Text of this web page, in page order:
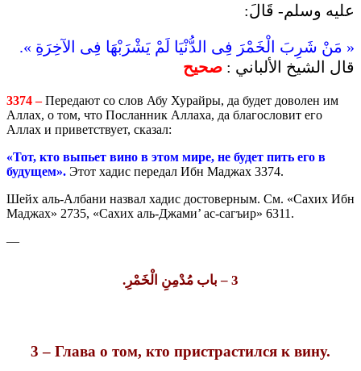
عليه وسلم- قَالَ:
« مَنْ شَرِبَ الْخَمْرَ فِى الدُّنْيَا لَمْ يَشْرَبْهَا فِى الآخِرَةِ ».
قال الشيخ الألباني : صحيح
3374 –Передают со слов Абу Хурайры, да будет доволен им
Аллах, о том, что Посланник Аллаха, да благословит его
Аллах и приветствует, сказал:
«Тот, кто выпьет вино в этом мире, не будет пить его в
будущем». Этот хадис передал Ибн Маджах 3374.
Шейх аль-Албани назвал хадис достоверным. См. «Сахих Ибн
Маджах» 2735, «Сахих аль-Джами’ ас-сагъир» 6311.
—
3 – باب مُدْمِنِ الْخَمْرِ.
3 – Глава о том, кто пристрастился к вину.